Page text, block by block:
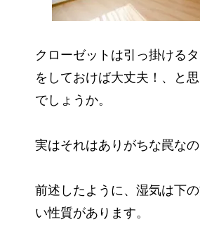
クローゼットは引っ掛ける
をしておけば大丈夫！、と
でしょうか。
実はそれはありがちな罠なの
前述したように、湿気は下
い性質があります。